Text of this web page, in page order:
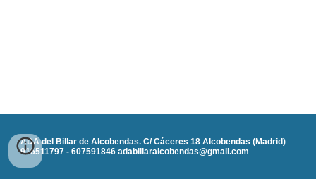
ADA del Billar de Alcobendas. C/ Cáceres 18 Alcobendas (Madrid)
916511797 - 607591846 adabillaralcobendas@gmail.com